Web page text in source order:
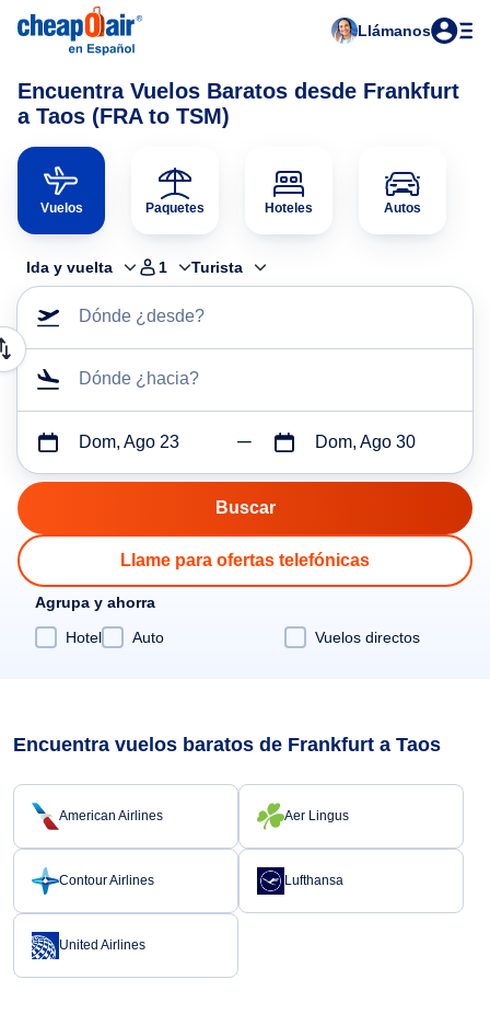
Llámanos
Encuentra Vuelos Baratos desde Frankfurt
a Taos (FRA to TSM)
Vuelos Paquetes Hoteles Autos
Ida y vuelta 1 Turista
Dónde ¿desde?
Dónde ¿hacia?
Dom, Ago 23 Dom, Ago 30
Llame para ofertas telefónicas
Agrupa y ahorra
Hotel
Auto Vuelos directos
Encuentra vuelos baratos de Frankfurt a Taos
American Airlines Aer Lingus
Contour Airlines Lufthansa
United Airlines